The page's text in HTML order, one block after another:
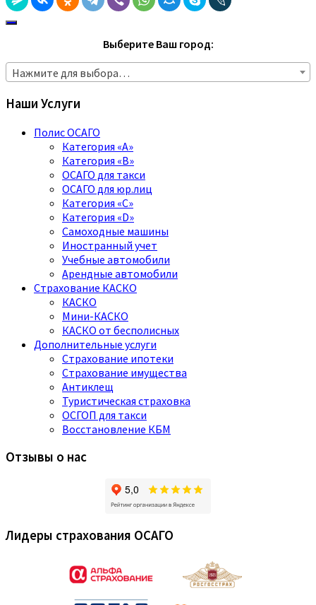
Выберите Ваш город:
Нажмите для выбора…
Наши Услуги
Полис ОСАГО
Категория «A»
Категория «B»
ОСАГО для такси
ОСАГО для юр.лиц
Категория «C»
Категория «D»
Самоходные машины
Иностранный учет
Учебные автомобили
Арендные автомобили
Страхование КАСКО
КАСКО
Мини-КАСКО
КАСКО от бесполисных
Дополнительные услуги
Страхование ипотеки
Страхование имущества
Антиклещ
Туристическая страховка
ОСГОП для такси
Восстановление КБМ
Отзывы о нас
Лидеры страхования ОСАГО